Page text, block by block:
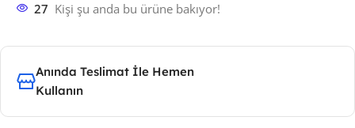
27 Kişi şu anda bu ürüne bakıyor!
Anında Teslimat İle Hemen
Kullanın